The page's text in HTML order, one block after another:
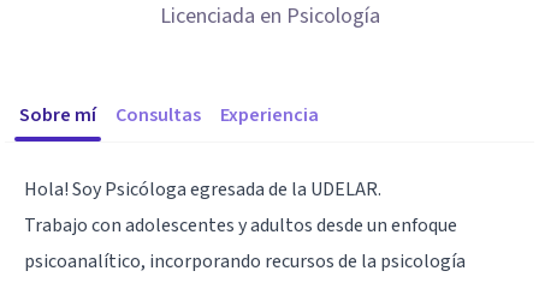
Licenciada en Psicología
Sobre mí Consultas Experiencia
Hola! Soy Psicóloga egresada de la UDELAR.
Trabajo con adolescentes y adultos desde un enfoque
psicoanalítico, incorporando recursos de la psicología